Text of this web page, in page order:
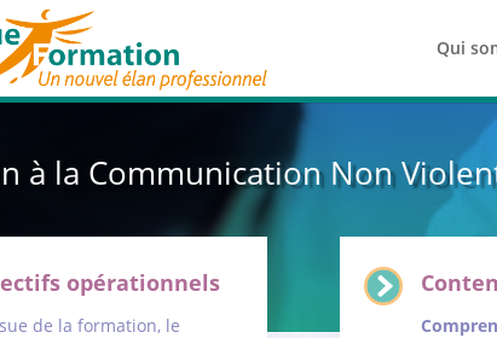
Qui
à la Communication Non
opérationnels
de la formation, le